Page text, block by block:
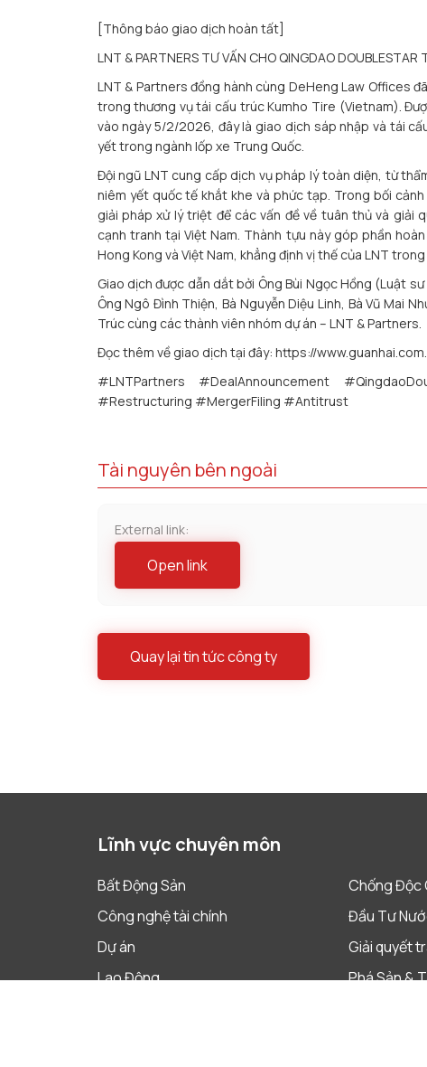
[Thông báo giao dịch hoàn tất]
LNT & PARTNERS TƯ VẤN CHO QINGDAO
LNT & Partners đồng hành cùng DeHeng Law Offices
trong thương vụ tái cấu trúc Kumho Tire (Vietnam).
vào ngày 5/2/2026, đây là giao dịch sáp nhập và tái
yết trong ngành lốp xe Trung Quốc.
Đội ngũ LNT cung cấp dịch vụ pháp lý toàn diện, từ
niêm yết quốc tế khắt khe và phức tạp. Trong bối
giải pháp xử lý triệt để các vấn đề về tuân thủ và
cạnh tranh tại Việt Nam. Thành tựu này góp phần
Hong Kong và Việt Nam, khẳng định vị thế của LNT
Giao dịch được dẫn dắt bởi Ông Bùi Ngọc Hồng (Luật
Ông Ngô Đình Thiện, Bà Nguyễn Diệu Linh, Bà Vũ Mai
Trúc cùng các thành viên nhóm dự án – LNT & Partners.
Đọc thêm về giao dịch tại đây: https://
#LNTPartners #DealAnnouncement
#Restructuring #MergerFiling #Antitrust
Tài nguyên bên ngoài
External link:
Open link
Quay lại tin tức công ty
Lĩnh vực chuyên môn
Bất Động Sản
Chống Độc
Công nghệ tài chính
Đầu Tư
Dự án
Giải quyết
Lao Động
Phá Sản &